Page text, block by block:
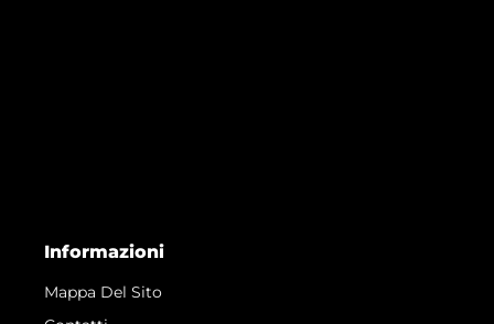
Informazioni
Mappa Del Sito